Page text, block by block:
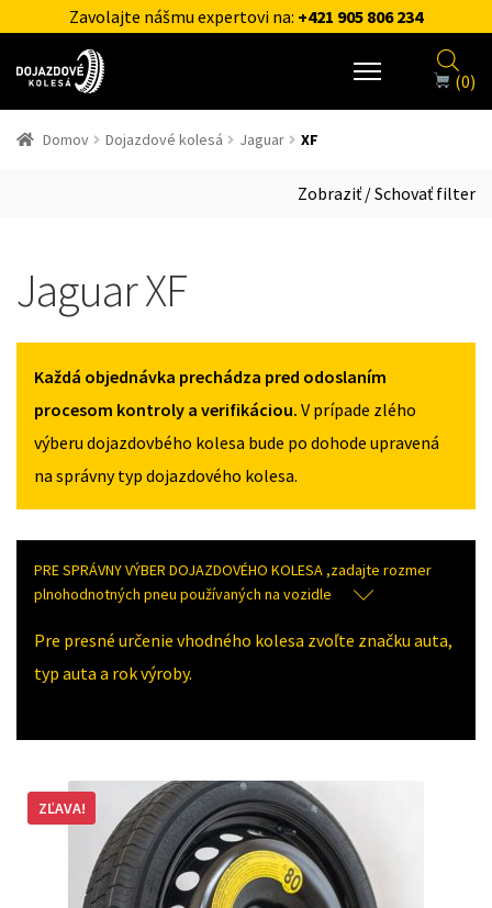
Zavolajte nášmu expertovi na: +421 905 806 234
(0)
Domov Dojazdové kolesá Jaguar XF
Zobraziť / Schovať filter
Jaguar XF
Každá objednávka prechádza pred odoslaním
procesom kontroly a verifikáciou. V prípade zlého
výberu dojazdovbého kolesa bude po dohode upravená
na správny typ dojazdového kolesa.
PRE SPRÁVNY VÝBER DOJAZDOVÉHO KOLESA ,zadajte rozmer
plnohodnotných pneu používaných na vozidle
Pre presné určenie vhodného kolesa zvoľte značku auta,
typ auta a rok výroby.
ZĽAVA!